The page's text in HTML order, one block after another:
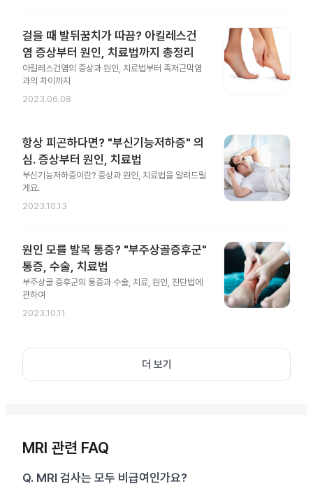
걸을 때 발뒤꿈치가 따끔? 아킬레스건
염 증상부터 원인, 치료법까지 총정리
아킬레스건염의 증상과 원인, 치료법부터 족저근막염
과의 차이까지
2023.06.08
항상 피곤하다면? "부신기능저하증" 의
심. 증상부터 원인, 치료법
부신기능저하증이란? 증상과 원인, 치료법을 알려드릴
게요.
2023.10.13
원인 모를 발목 통증? "부주상골증후군"
통증, 수술, 치료법
부주상골 증후군의 통증과 수술, 치료, 원인, 진단법에
관하여
2023.10.11
더 보기
MRI 관련 FAQ
Q. MRI 검사는 모두 비급여인가요?